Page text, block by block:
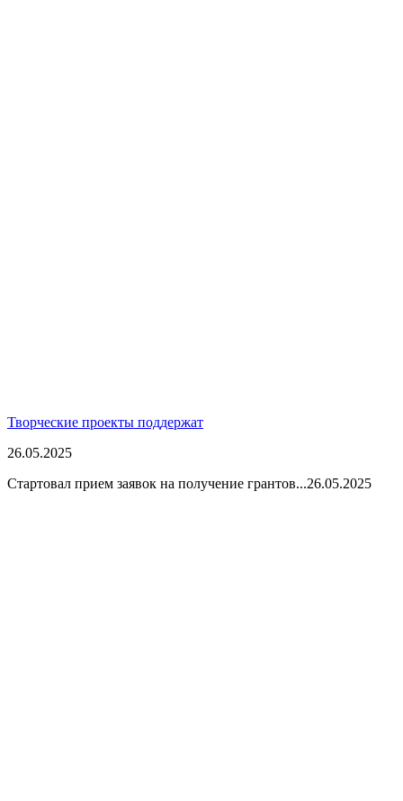
Творческие проекты поддержат
26.05.2025
Стартовал прием заявок на получение грантов...26.05.2025